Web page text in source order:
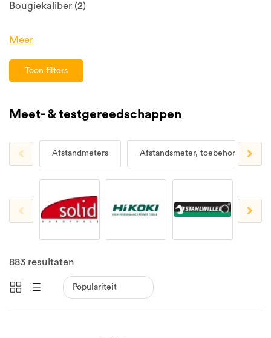
Bougiekaliber (2)
Meer
Toon filters
Meet- & testgereedschappen
Afstandmeters Afstandsmeter, toebehoren
883 resultaten